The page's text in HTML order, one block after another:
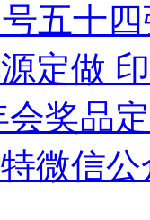
五十
定做
会奖品
微信